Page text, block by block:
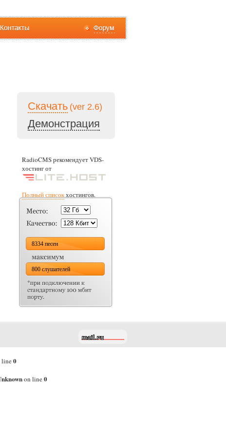
Скачать (ver 2.6)
Демонстрация
RadioCMS рекомендует VDS-
хостинг от
Полный списокхостингов.
8334 песен
800 слушателей
line0
on line0